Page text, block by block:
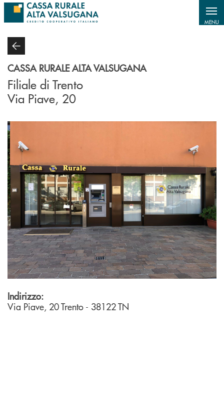
Salta al contenuto principale
MENU
CASSA RURALE ALTA VALSUGANA
Filiale di Trento
Via Piave, 20
Indirizzo:
Via Piave, 20Trento - 38122TN